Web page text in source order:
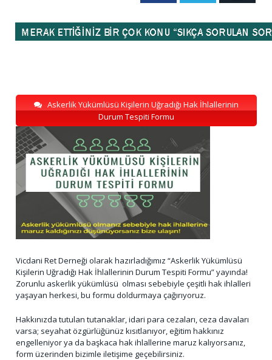
Askerlik Yükümlüsü Kişilerin Uğradığı Hak İhlallerinin
Durum Tespiti Formu
Vicdani Ret Derneği olarak hazırladığımız “Askerlik Yükümlüsü
Kişilerin Uğradığı Hak İhlallerinin Durum Tespiti Formu” yayında!
Zorunlu askerlik yükümlüsü olması sebebiyle çeşitli hak ihlalleri
yaşayan herkesi, bu formu doldurmaya çağırıyoruz.
Hakkınızda tutulan tutanaklar, idari para cezaları, ceza davaları
varsa; seyahat özgürlüğünüz kısıtlanıyor, eğitim hakkınız
engelleniyor ya da başkaca hak ihlallerine maruz kalıyorsanız,
form üzerinden bizimle iletişime geçebilirsiniz.